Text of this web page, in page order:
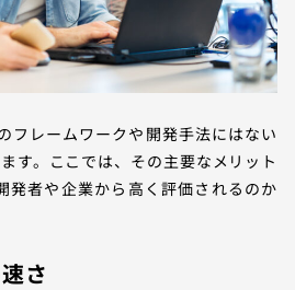
フレームワークや開発手法にはない
す。ここでは、その主要なメリット
発者や企業から高く評価されるのか
さ